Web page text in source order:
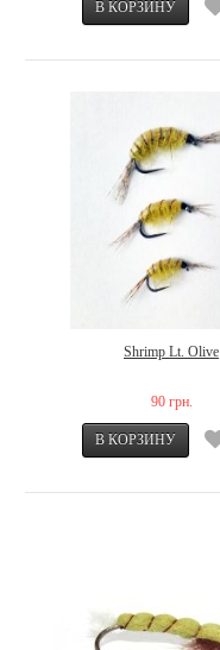
Shrimp Lt. Olive
90 грн.